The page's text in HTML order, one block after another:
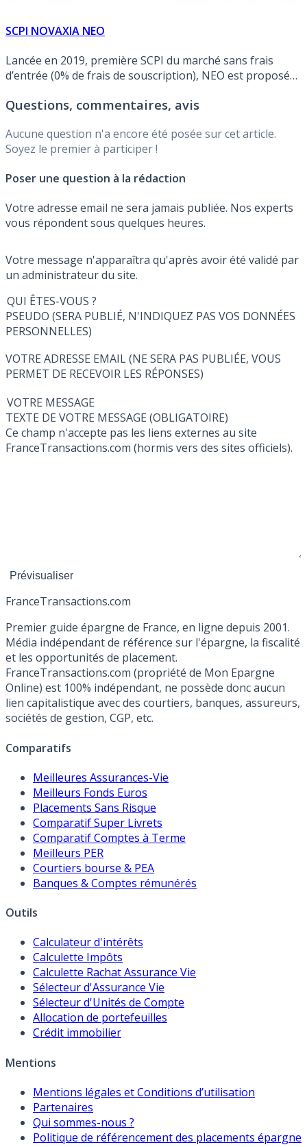
SCPI NOVAXIA NEO
Lancée en 2019, première SCPI du marché sans frais
d’entrée (0% de frais de souscription), NEO est proposée
de 5.50% brut. NEO, rendement 2025 de 5.50% brut (TD).
Questions, commentaires, avis
Aucune question n'a encore été posée sur cet article.
Soyez le premier à participer !
Poser une question à la rédaction
Votre adresse email ne sera jamais publiée. Nos experts
vous répondent sous quelques heures.
Votre message n'apparaîtra qu'après avoir été validé par
un administrateur du site.
QUI ÊTES-VOUS ?
PSEUDO (SERA PUBLIÉ, N'INDIQUEZ PAS VOS DONNÉES
PERSONNELLES)
VOTRE ADRESSE EMAIL (NE SERA PAS PUBLIÉE, VOUS
PERMET DE RECEVOIR LES RÉPONSES)
VOTRE MESSAGE
TEXTE DE VOTRE MESSAGE (OBLIGATOIRE)
Ce champ n'accepte pas les liens externes au site
FranceTransactions.com (hormis vers des sites officiels).
FranceTransactions.com
Premier guide épargne de France, en ligne depuis 2001.
Média indépendant de référence sur l'épargne, la fiscalité
et les opportunités de placement.
FranceTransactions.com (propriété de Mon Epargne
Online) est 100% indépendant, ne possède donc aucun
lien capitalistique avec des courtiers, banques, assureurs,
sociétés de gestion, CGP, etc.
Comparatifs
Meilleures Assurances-Vie
Meilleurs Fonds Euros
Placements Sans Risque
Comparatif Super Livrets
Comparatif Comptes à Terme
Meilleurs PER
Courtiers bourse & PEA
Banques & Comptes rémunérés
Outils
Calculateur d'intérêts
Calculette Impôts
Calculette Rachat Assurance Vie
Sélecteur d'Assurance Vie
Sélecteur d'Unités de Compte
Allocation de portefeuilles
Crédit immobilier
Mentions
Mentions légales et Conditions d’utilisation
Partenaires
Qui sommes-nous ?
Politique de référencement des placements épargne